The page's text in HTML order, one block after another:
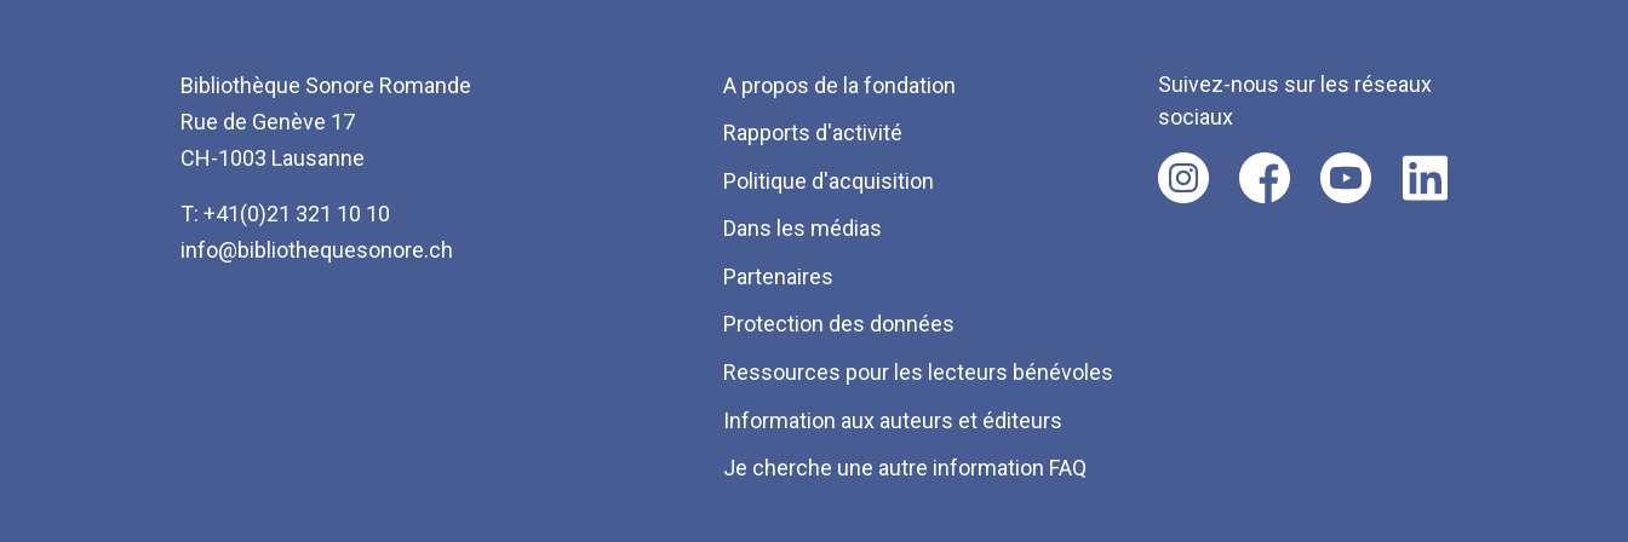
Bibliothèque Sonore Romande
Rue de Genève 17
CH-1003 Lausanne
T: +41(0)21 321 10 10
info@bibliothequesonore.ch
Menu
Pied
de
page
A propos de la fondation
Rapports d'activité
Politique d'acquisition
Dans les médias
Partenaires
Protection des données
Ressources pour les lecteurs bénévoles
Information aux auteurs et éditeurs
Je cherche une autre information FAQ
Suivez-nous sur les réseaux
sociaux